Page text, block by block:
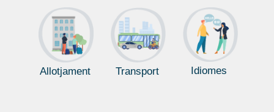
Allotjament Transport Idiomes